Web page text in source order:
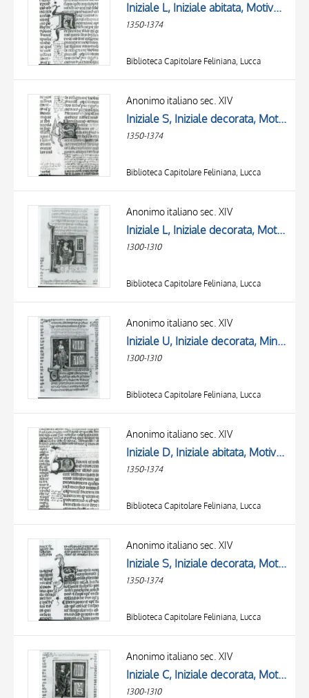
Iniziale L, Iniziale abitata, Motivo decorativo con animali fantastici
1350-1374
Biblioteca Capitolare Feliniana, Lucca
Anonimo italiano sec. XIV
Iniziale S, Iniziale decorata, Motivo decorativo con animali fantastici
1350-1374
Biblioteca Capitolare Feliniana, Lucca
Anonimo italiano sec. XIV
Iniziale L, Iniziale decorata, Motivi decorativi fitomorfi, Miniatura tabellare, Ulpiano, Figura maschile seduta
1300-1310
Biblioteca Capitolare Feliniana, Lucca
Anonimo italiano sec. XIV
Iniziale U, Iniziale decorata, Miniatura tabellare, Figura maschile con libro, Figura maschile seduta, Ulpiano
1300-1310
Biblioteca Capitolare Feliniana, Lucca
Anonimo italiano sec. XIV
Iniziale D, Iniziale abitata, Motivo decorativo con animali fantastici, Motivi decorativi fitomorfi
1350-1374
Biblioteca Capitolare Feliniana, Lucca
Anonimo italiano sec. XIV
Iniziale S, Iniziale decorata, Motivo decorativo zoomorfo, Motivi decorativi fitomorfi
1350-1374
Biblioteca Capitolare Feliniana, Lucca
Anonimo italiano sec. XIV
Iniziale C, Iniziale decorata, Motivi decorativi fitomorfi, Miniatura tabellare, Ulpiano, Figura maschile con libro, Figura maschile seduta
1300-1310